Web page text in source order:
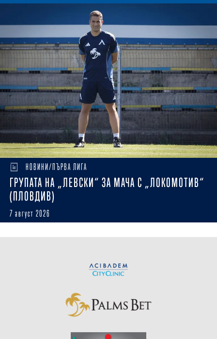
НОВИНИ/ПЪРВА ЛИГА
ГРУПАТА НА „ЛЕВСКИ“ ЗА МАЧА С „ЛОКОМОТИВ“
(ПЛОВДИВ)
7 август 2026